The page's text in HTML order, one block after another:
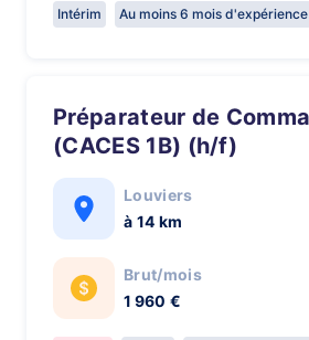
Intérim Au moins 6 mois d'expérience
Préparateur de Commandes
(CACES 1B) (h/f)
Louviers
à 14 km
Brut/mois
1 960 €